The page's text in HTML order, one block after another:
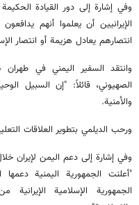
وفي إشارة إلى دور القيادة
الإيرانيين أن يعلموا أنهم
انتصارهم يعادل هزيمة أو انتصار
وانتقد السفير اليمني في
الصهيوني، قائلاً: "إن السبيل
والأمنية.
ورحب الديلمي بتطوير العلاقات
وفي إشارة إلى دعم اليمن لإيران
"أعلنت الجمهورية اليمنية
الجمهورية الإسلامية